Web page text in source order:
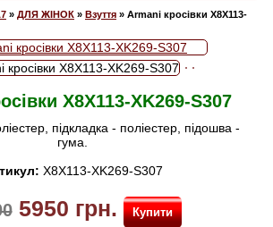
BOGNER
ARMANI EA7
BIKKEMBERGS
LA MARTINA
ПОДАРУНКОВІ СЕРТИФІКАТИ
» ДЛЯ ЖІНОК » Взуття » Armani кросівки X8X113-
X8X113-XK269-S307
підкладка - поліестер, підошва -
гума.
X8X113-XK269-S307
5950 грн. Купити